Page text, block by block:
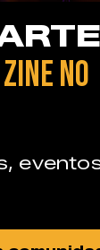
NO